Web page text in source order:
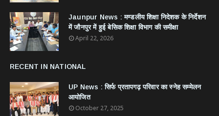
Jaunpur News : ​मण्डलीय शिक्षा निदेशक के निर्देशन
में जौनपुर में हुई बेसिक शिक्षा विभाग की समीक्षा
April 22, 2026
RECENT IN NATIONAL
UP News : सिर्फ प्रतापगढ़ परिवार का स्नेह सम्मेलन
आयोजित
October 27, 2025